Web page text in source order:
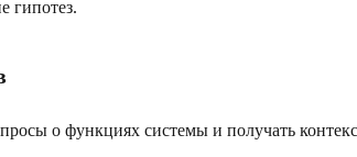
гипотез.
о функциях системы и получать